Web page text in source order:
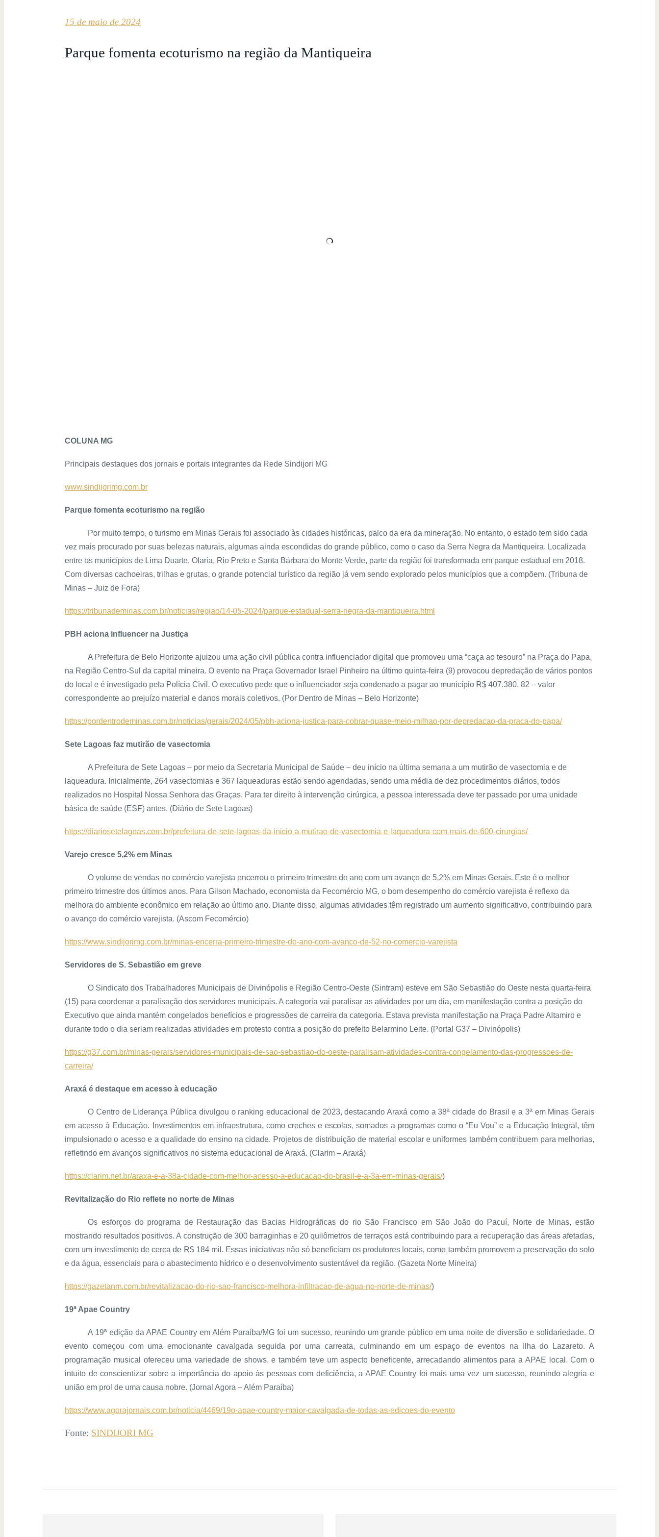
15 de maio de 2024
Parque fomenta ecoturismo na região da Mantiqueira
COLUNA MG
Principais destaques dos jornais e portais integrantes da Rede Sindijori MG
www.sindijorimg.com.br
Parque fomenta ecoturismo na região
Por muito tempo, o turismo em Minas Gerais foi associado às cidades históricas, palco da era da mineração. No entanto, o estado tem sido cada
vez mais procurado por suas belezas naturais, algumas ainda escondidas do grande público, como o caso da Serra Negra da Mantiqueira. Localizada
entre os municípios de Lima Duarte, Olaria, Rio Preto e Santa Bárbara do Monte Verde, parte da região foi transformada em parque estadual em 2018.
Com diversas cachoeiras, trilhas e grutas, o grande potencial turístico da região já vem sendo explorado pelos municípios que a compõem. (Tribuna de
Minas – Juiz de Fora)
https://tribunademinas.com.br/noticias/regiao/14-05-2024/parque-estadual-serra-negra-da-mantiqueira.html
PBH aciona influencer na Justiça
A Prefeitura de Belo Horizonte ajuizou uma ação civil pública contra influenciador digital que promoveu uma “caça ao tesouro” na Praça do Papa,
na Região Centro-Sul da capital mineira. O evento na Praça Governador Israel Pinheiro na último quinta-feira (9) provocou depredação de vários pontos
do local e é investigado pela Polícia Civil. O executivo pede que o influenciador seja condenado a pagar ao município R$ 407.380, 82 – valor
correspondente ao prejuízo material e danos morais coletivos. (Por Dentro de Minas – Belo Horizonte)
https://pordentrodeminas.com.br/noticias/gerais/2024/05/pbh-aciona-justica-para-cobrar-quase-meio-milhao-por-depredacao-da-praca-do-papa/
Sete Lagoas faz mutirão de vasectomia
A Prefeitura de Sete Lagoas – por meio da Secretaria Municipal de Saúde – deu início na última semana a um mutirão de vasectomia e de
laqueadura. Inicialmente, 264 vasectomias e 367 laqueaduras estão sendo agendadas, sendo uma média de dez procedimentos diários, todos
realizados no Hospital Nossa Senhora das Graças. Para ter direito à intervenção cirúrgica, a pessoa interessada deve ter passado por uma unidade
básica de saúde (ESF) antes. (Diário de Sete Lagoas)
https://diariosetelagoas.com.br/prefeitura-de-sete-lagoas-da-inicio-a-mutirao-de-vasectomia-e-laqueadura-com-mais-de-600-cirurgias/
Varejo cresce 5,2% em Minas
O volume de vendas no comércio varejista encerrou o primeiro trimestre do ano com um avanço de 5,2% em Minas Gerais. Este é o melhor
primeiro trimestre dos últimos anos. Para Gilson Machado, economista da Fecomércio MG, o bom desempenho do comércio varejista é reflexo da
melhora do ambiente econômico em relação ao último ano. Diante disso, algumas atividades têm registrado um aumento significativo, contribuindo para
o avanço do comércio varejista. (Ascom Fecomércio)
https://www.sindijorimg.com.br/minas-encerra-primeiro-trimestre-do-ano-com-avanco-de-52-no-comercio-varejista
Servidores de S. Sebastião em greve
O Sindicato dos Trabalhadores Municipais de Divinópolis e Região Centro-Oeste (Sintram) esteve em São Sebastião do Oeste nesta quarta-feira
(15) para coordenar a paralisação dos servidores municipais. A categoria vai paralisar as atividades por um dia, em manifestação contra a posição do
Executivo que ainda mantém congelados benefícios e progressões de carreira da categoria. Estava prevista manifestação na Praça Padre Altamiro e
durante todo o dia seriam realizadas atividades em protesto contra a posição do prefeito Belarmino Leite. (Portal G37 – Divinópolis)
https://g37.com.br/minas-gerais/servidores-municipais-de-sao-sebastiao-do-oeste-paralisam-atividades-contra-congelamento-das-progressoes-de-
carreira/
Araxá é destaque em acesso à educação
O Centro de Liderança Pública divulgou o ranking educacional de 2023, destacando Araxá como a 38ª cidade do Brasil e a 3ª em Minas Gerais
em acesso à Educação. Investimentos em infraestrutura, como creches e escolas, somados a programas como o “Eu Vou” e a Educação Integral, têm
impulsionado o acesso e a qualidade do ensino na cidade. Projetos de distribuição de material escolar e uniformes também contribuem para melhorias,
refletindo em avanços significativos no sistema educacional de Araxá. (Clarim – Araxá)
https://clarim.net.br/araxa-e-a-38a-cidade-com-melhor-acesso-a-educacao-do-brasil-e-a-3a-em-minas-gerais/)
Revitalização do Rio reflete no norte de Minas
Os esforços do programa de Restauração das Bacias Hidrográficas do rio São Francisco em São João do Pacuí, Norte de Minas, estão
mostrando resultados positivos. A construção de 300 barraginhas e 20 quilômetros de terraços está contribuindo para a recuperação das áreas afetadas,
com um investimento de cerca de R$ 184 mil. Essas iniciativas não só beneficiam os produtores locais, como também promovem a preservação do solo
e da água, essenciais para o abastecimento hídrico e o desenvolvimento sustentável da região. (Gazeta Norte Mineira)
https://gazetanm.com.br/revitalizacao-do-rio-sao-francisco-melhora-infiltracao-de-agua-no-norte-de-minas/)
19ª Apae Country
A 19ª edição da APAE Country em Além Paraíba/MG foi um sucesso, reunindo um grande público em uma noite de diversão e solidariedade. O
evento começou com uma emocionante cavalgada seguida por uma carreata, culminando em um espaço de eventos na Ilha do Lazareto. A
programação musical ofereceu uma variedade de shows, e também teve um aspecto beneficente, arrecadando alimentos para a APAE local. Com o
intuito de conscientizar sobre a importância do apoio às pessoas com deficiência, a APAE Country foi mais uma vez um sucesso, reunindo alegria e
união em prol de uma causa nobre. (Jornal Agora – Além Paraíba)
https://www.agorajornais.com.br/noticia/4469/19o-apae-country-maior-cavalgada-de-todas-as-edicoes-do-evento
Fonte: SINDIJORI MG